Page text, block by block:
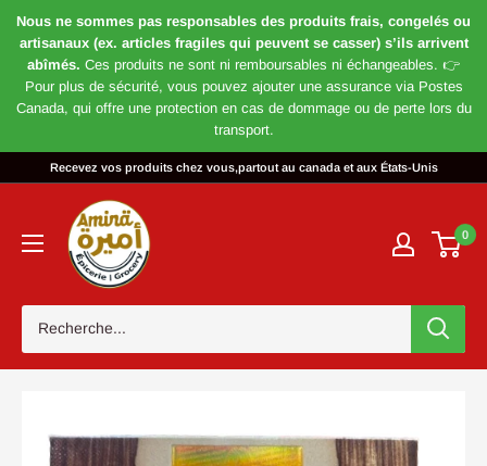
Nous ne sommes pas responsables des produits frais, congelés ou
artisanaux (ex. articles fragiles qui peuvent se casser) s’ils arrivent
abîmés. Ces produits ne sont ni remboursables ni échangeables. 👉
Pour plus de sécurité, vous pouvez ajouter une assurance via Postes
Canada, qui offre une protection en cas de dommage ou de perte lors du
transport.
Recevez vos produits chez vous,partout au canada et aux États-Unis
Magasin
Amira
0